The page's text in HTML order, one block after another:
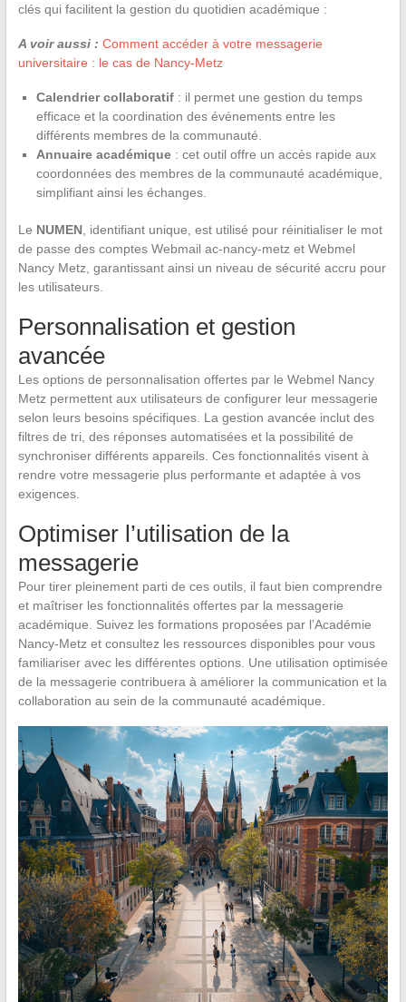
clés qui facilitent la gestion du quotidien académique :
A voir aussi : Comment accéder à votre messagerie
universitaire : le cas de Nancy-Metz
Calendrier collaboratif: il permet une gestion du temps
efficace et la coordination des événements entre les
différents membres de la communauté.
Annuaire académique: cet outil offre un accès rapide aux
coordonnées des membres de la communauté académique,
simplifiant ainsi les échanges.
Le NUMEN, identifiant unique, est utilisé pour réinitialiser le mot
de passe des comptes Webmail ac-nancy-metz et Webmel
Nancy Metz, garantissant ainsi un niveau de sécurité accru pour
les utilisateurs.
Personnalisation et gestion
avancée
Les options de personnalisation offertes par le Webmel Nancy
Metz permettent aux utilisateurs de configurer leur messagerie
selon leurs besoins spécifiques. La gestion avancée inclut des
filtres de tri, des réponses automatisées et la possibilité de
synchroniser différents appareils. Ces fonctionnalités visent à
rendre votre messagerie plus performante et adaptée à vos
exigences.
Optimiser l’utilisation de la
messagerie
Pour tirer pleinement parti de ces outils, il faut bien comprendre
et maîtriser les fonctionnalités offertes par la messagerie
académique. Suivez les formations proposées par l’Académie
Nancy-Metz et consultez les ressources disponibles pour vous
familiariser avec les différentes options. Une utilisation optimisée
de la messagerie contribuera à améliorer la communication et la
collaboration au sein de la communauté académique.